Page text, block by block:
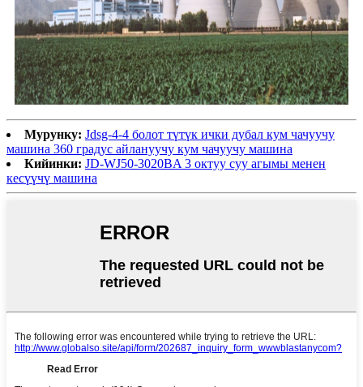
Мурунку: Jdsg-4-4 болот түтүк ички дубал кум чачуучу
машина 360 градус айлануучу кум чачуучу машина
Кийинки: JD-WJ50-3020BA 3 октуу суу агымы менен
кесүүчү машина